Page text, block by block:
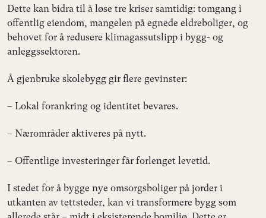
Dette kan bidra til å løse tre kriser samtidig: tomgang i
offentlig eiendom, mangelen på egnede eldreboliger, og
behovet for å redusere klimagassutslipp i bygg- og
anleggssektoren.
Å gjenbruke skolebygg gir flere gevinster:
– Lokal forankring og identitet bevares.
– Nærområder aktiveres på nytt.
– Offentlige investeringer får forlenget levetid.
I stedet for å bygge nye omsorgsboliger på jorder i
utkanten av tettsteder, kan vi transformere bygg som